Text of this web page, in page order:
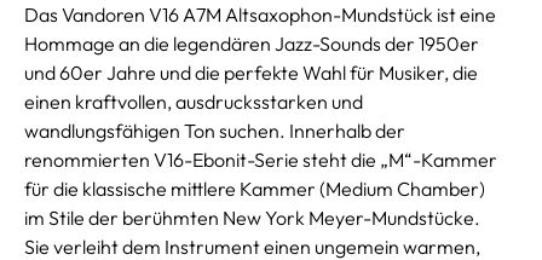
Das Vandoren V16 A7M Altsaxophon-Mundstück ist eine
Hommage an die legendären Jazz-Sounds der 1950er
und 60er Jahre und die perfekte Wahl für Musiker, die
einen kraftvollen, ausdrucksstarken und
wandlungsfähigen Ton suchen. Innerhalb der
renommierten V16-Ebonit-Serie steht die „M“-Kammer
für die klassische mittlere Kammer (Medium Chamber)
im Stile der berühmten New York Meyer-Mundstücke.
Sie verleiht dem Instrument einen ungemein warmen,